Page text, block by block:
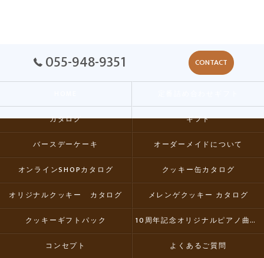
055-948-9351 CONTACT
カタログ ギフト
バースデーケーキ オーダーメイドについて
オンラインSHOPカタログ クッキー缶カタログ
オリジナルクッキー カタログ メレンゲクッキー カタログ
クッキーギフトパック 10周年記念オリジナルピアノ曲集CD
コンセプト よくあるご質問